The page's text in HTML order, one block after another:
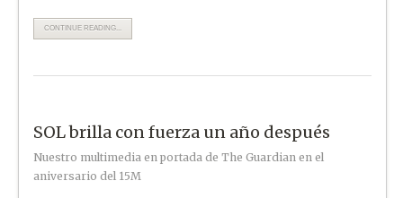
CONTINUE READING...
SOL brilla con fuerza un año después
Nuestro multimedia en portada de The Guardian en el
aniversario del 15M